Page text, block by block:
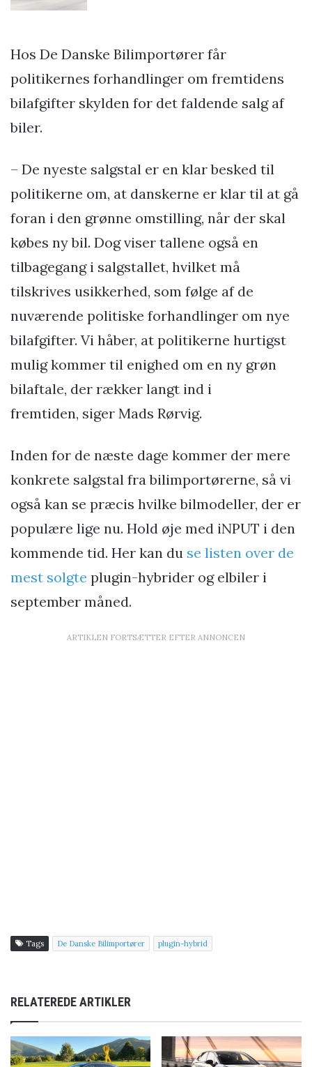
Hos De Danske Bilimportører får
politikernes forhandlinger om fremtidens
bilafgifter skylden for det faldende salg af
biler.
– De nyeste salgstal er en klar besked til
politikerne om, at danskerne er klar til at gå
foran i den grønne omstilling, når der skal
købes ny bil. Dog viser tallene også en
tilbagegang i salgstallet, hvilket må
tilskrives usikkerhed, som følge af de
nuværende politiske forhandlinger om nye
bilafgifter. Vi håber, at politikerne hurtigst
mulig kommer til enighed om en ny grøn
bilaftale, der rækker langt ind i
fremtiden, siger Mads Rørvig.
Inden for de næste dage kommer der mere
konkrete salgstal fra bilimportørerne, så vi
også kan se præcis hvilke bilmodeller, der er
populære lige nu. Hold øje med iNPUT i den
kommende tid. Her kan du se listen over de
mest solgte plugin-hybrider og elbiler i
september måned.
ARTIKLEN FORTSÆTTER EFTER ANNONCEN
Tags De Danske Bilimportører plugin-hybrid
RELATEREDE ARTIKLER